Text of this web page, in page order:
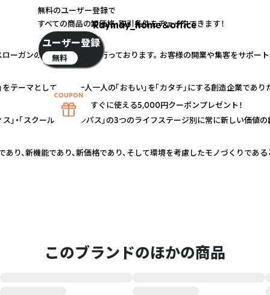
Raymay_home＆office
ーガンのもと、商品開発を行っております。 お客様の開業や集客をサポー
テーマとして、その一人一人の「おもい」を「カタチ」にする創造企業であり
ス」・「スクール＆キャンパス」の3つのライフステージ別に常に新しい価値
り、新機能であり、新価格であり、そして環境を考慮したモノづくりである
このブランドのほかの商品
無料のユーザー登録で
すべての商品の卸価格・取引条件をチェックできます！
ユーザー登録
無料
すぐに使える5,000円クーポンプレゼント！